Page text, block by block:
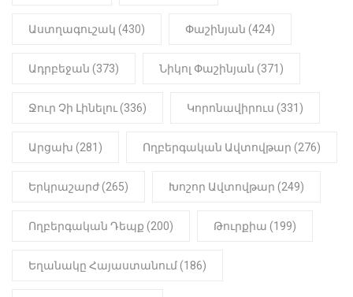
ԻՐԱԴԱՐՁԱՅԻՆ 22:01
մանկապղծության համար
մարմինը
Աստղագուշակ (430) Փաշինյան (424)
Ադրբեջան (373) Նիկոլ Փաշինյան (371)
Ջուր Չի Լինելու (336) Կորոնավիրուս (331)
Արցախ (281) Ողբերգական Ավտովթար (276)
Երկրաշարժ (265) Խոշոր Ավտովթար (249)
Ողբերգական Դեպք (200) Թուրքիա (199)
Եղանակը Հայաստանում (186)